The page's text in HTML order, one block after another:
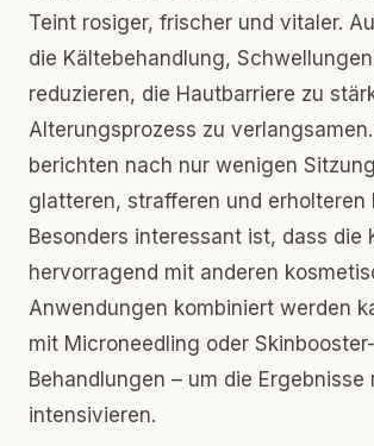
Teint rosiger, frischer und vitaler.
die Kältebehandlung,
reduzieren, die Hautbarriere zu
Alterungsprozess zu
berichten nach nur wenigen
glatteren, strafferen und erholteren
Besonders interessant ist, dass die
hervorragend mit anderen
Anwendungen kombiniert werden
mit Microneedling oder Skinbooster-
Behandlungen – um die Ergebnisse
intensivieren.